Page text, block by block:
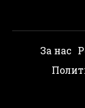
За нас